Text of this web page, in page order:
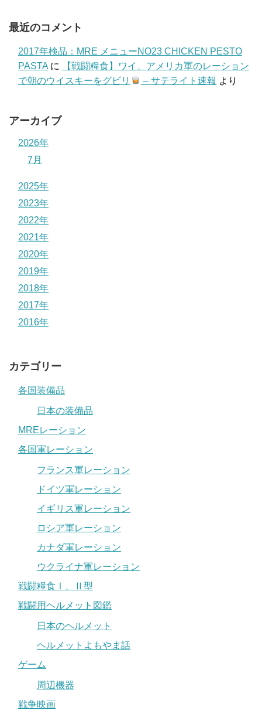
最近のコメント
2017年検品：MRE メニューNO23 CHICKEN PESTO
PASTA に
【戦闘糧食】ワイ、アメリカ軍のレーション
で朝のウイスキーをグビリ
– サテライト速報 より
アーカイブ
2026年
7月
2025年
2023年
2022年
2021年
2020年
2019年
2018年
2017年
2016年
カテゴリー
各国装備品
日本の装備品
MREレーション
各国軍レーション
フランス軍レーション
ドイツ軍レーション
イギリス軍レーション
ロシア軍レーション
カナダ軍レーション
ウクライナ軍レーション
戦闘糧食Ⅰ、Ⅱ型
戦闘用ヘルメット図鑑
日本のヘルメット
ヘルメットよもやま話
ゲーム
周辺機器
戦争映画